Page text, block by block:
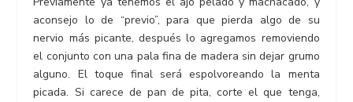
aconsejo lo de “previo”, para que pierda algo de su
nervio más picante, después lo agregamos removiendo
el conjunto con una pala fina de madera sin dejar grumo
alguno. El toque final será espolvoreando la menta
picada. Si carece de pan de pita, corte el que tenga,